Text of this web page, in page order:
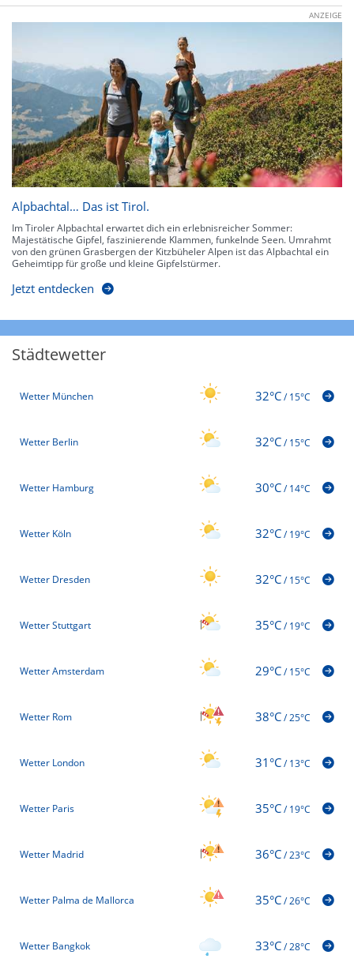
ANZEIGE
Alpbachtal… Das ist Tirol.
Im Tiroler Alpbachtal erwartet dich ein erlebnisreicher Sommer:
Majestätische Gipfel, faszinierende Klammen, funkelnde Seen. Umrahmt
von den grünen Grasbergen der Kitzbüheler Alpen ist das Alpbachtal ein
Geheimtipp für große und kleine Gipfelstürmer.
Jetzt entdecken
Städtewetter
Wetter München 32°C/15°C
Wetter Berlin 32°C/15°C
Wetter Hamburg 30°C/14°C
Wetter Köln 32°C/19°C
Wetter Dresden 32°C/15°C
Wetter Stuttgart 35°C/19°C
Wetter Amsterdam 29°C/15°C
Wetter Rom 38°C/25°C
Wetter London 31°C/13°C
Wetter Paris 35°C/19°C
Wetter Madrid 36°C/23°C
Wetter Palma de Mallorca 35°C/26°C
Wetter Bangkok 33°C/28°C